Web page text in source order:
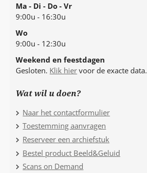
Ma - Di - Do - Vr
9:00u - 16:30u
Wo
9:00u - 12:30u
Weekend en feestdagen
Gesloten. Klik hier voor de exacte data.
Wat wil u doen?
Naar het contactformulier
Toestemming aanvragen
Reserveer een archiefstuk
Bestel product Beeld&Geluid
Scans on Demand